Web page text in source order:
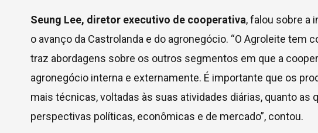
Seung Lee, diretor executivo de cooperativa, falou sobre a
o avanço da Castrolanda e do agronegócio. “O Agroleite tem
traz abordagens sobre os outros segmentos em que a
agronegócio interna e externamente. É importante que os
mais técnicas, voltadas às suas atividades diárias, quanto
perspectivas políticas, econômicas e de mercado”, contou.